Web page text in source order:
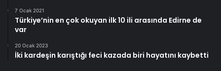
7 Ocak 2021
Türkiye’nin en çok okuyan ilk 10 ili arasında Edirne de
var
20 Ocak 2023
İki kardeşin karıştığı feci kazada biri hayatını kaybetti